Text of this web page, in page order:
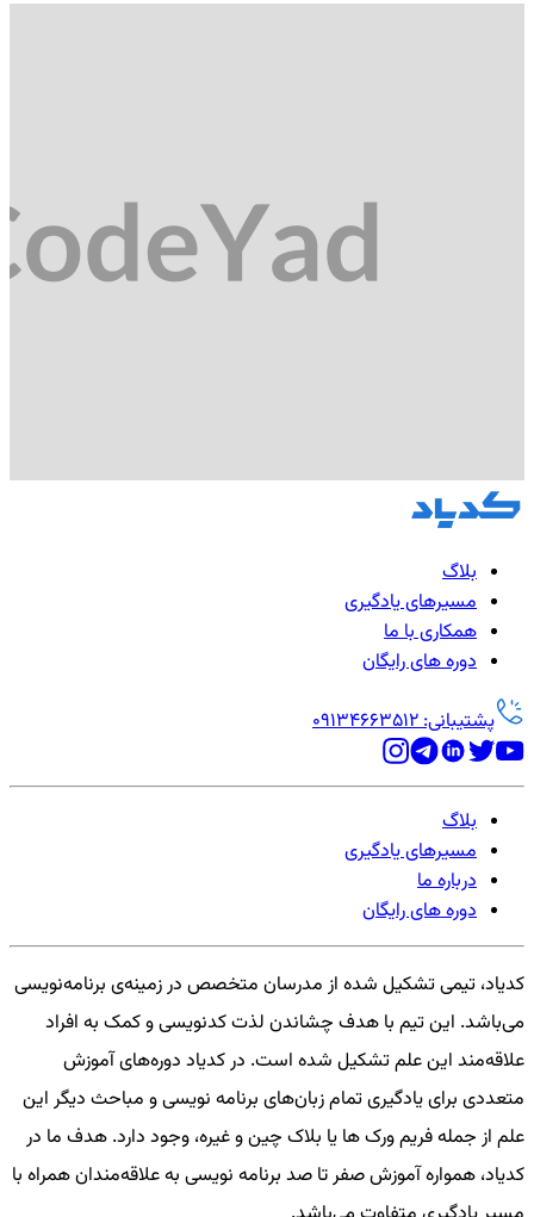
بلاگ
مسیرهای یادگیری
همکاری با ما
دوره های رایگان
پشتیبانی: 09134663512
بلاگ
مسیرهای یادگیری
درباره ما
دوره های رایگان
کدیاد، تیمی تشکیل شده از مدرسان متخصص در زمینه‌ی برنامه‌نویسی
می‌باشد. این تیم با هدف چشاندن لذت کدنویسی و کمک به افراد
علاقه‌مند این علم تشکیل شده است. در کدیاد دوره‌های آموزش
متعددی برای یادگیری تمام زبان‌های برنامه نویسی و مباحث دیگر این
علم از جمله فریم ورک ها یا بلاک چین و غیره، وجود دارد. هدف ما در
کدیاد، همواره آموزش صفر تا صد برنامه نویسی به علاقه‌مندان همراه با